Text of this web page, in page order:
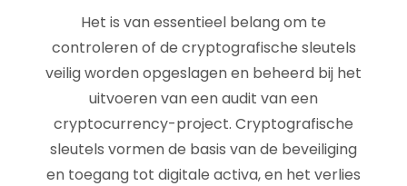
Het is van essentieel belang om te
controleren of de cryptografische sleutels
veilig worden opgeslagen en beheerd bij het
uitvoeren van een audit van een
cryptocurrency-project. Cryptografische
sleutels vormen de basis van de beveiliging
en toegang tot digitale activa, en het verlies